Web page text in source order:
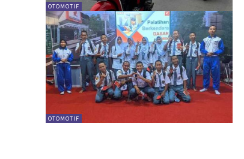
OTOMOTIF
OTOMOTIF